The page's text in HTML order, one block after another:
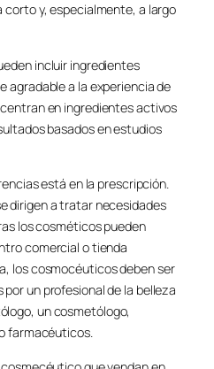
y, especialmente, a largo
incluir ingredientes
agradable a la experiencia de
en ingredientes activos
basados en estudios
está en la prescripción.
dirigen a tratar necesidades
los cosméticos pueden
comercial o tienda
los cosmocéuticos deben ser
un profesional de la belleza
un cosmetólogo,
farmacéuticos.